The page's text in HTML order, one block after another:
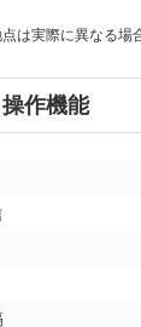
は実際に異なる場
作機能